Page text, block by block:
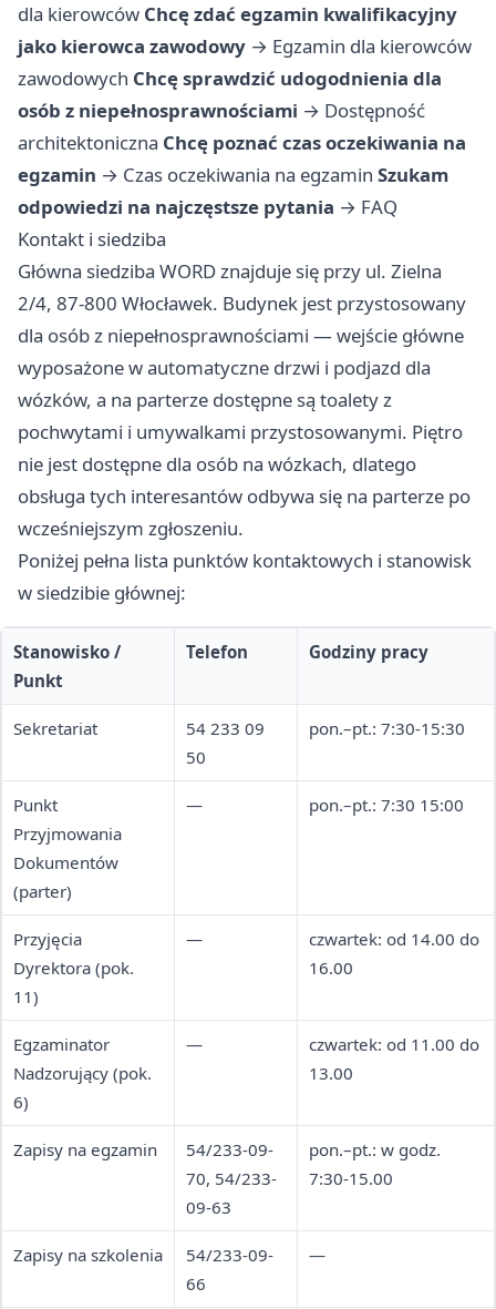
dla kierowców Chcę zdać egzamin kwalifikacyjny
jako kierowca zawodowy → Egzamin dla kierowców
zawodowych Chcę sprawdzić udogodnienia dla
osób z niepełnosprawnościami → Dostępność
architektoniczna Chcę poznać czas oczekiwania na
egzamin → Czas oczekiwania na egzamin Szukam
odpowiedzi na najczęstsze pytania → FAQ
Kontakt i siedziba
Główna siedziba WORD znajduje się przy ul. Zielna
2/4, 87-800 Włocławek. Budynek jest przystosowany
dla osób z niepełnosprawnościami — wejście główne
wyposażone w automatyczne drzwi i podjazd dla
wózków, a na parterze dostępne są toalety z
pochwytami i umywalkami przystosowanymi. Piętro
nie jest dostępne dla osób na wózkach, dlatego
obsługa tych interesantów odbywa się na parterze po
wcześniejszym zgłoszeniu.
Poniżej pełna lista punktów kontaktowych i stanowisk
w siedzibie głównej:
Stanowisko /
Punkt
Telefon Godziny pracy
Sekretariat
54 233 09
50
pon.–pt.: 7:30-15:30
Punkt
Przyjmowania
Dokumentów
(parter)
— pon.–pt.: 7:30 15:00
Przyjęcia
Dyrektora (pok.
11)
—
czwartek: od 14.00 do
16.00
Egzaminator
Nadzorujący (pok.
6)
—
czwartek: od 11.00 do
13.00
Zapisy na egzamin
54/233-09-
70, 54/233-
09-63
pon.–pt.: w godz.
7:30-15.00
Zapisy na szkolenia
54/233-09-
66
—